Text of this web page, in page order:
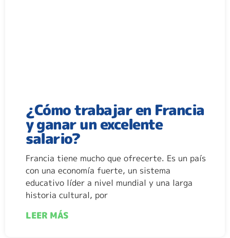
¿Cómo trabajar en Francia
y ganar un excelente
salario?
Francia tiene mucho que ofrecerte. Es un país
con una economía fuerte, un sistema
educativo líder a nivel mundial y una larga
historia cultural, por
LEER MÁS